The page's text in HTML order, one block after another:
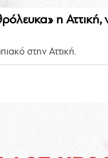
η
στην Αττική.